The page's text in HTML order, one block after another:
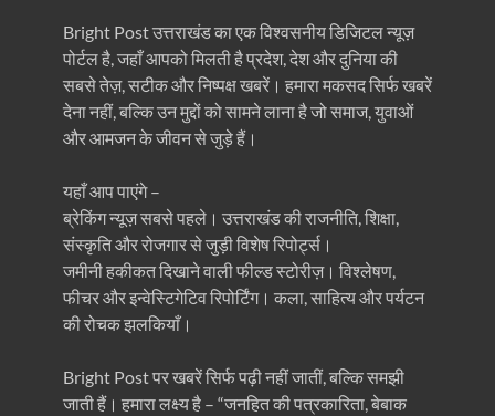
Bright Post उत्तराखंड का एक विश्वसनीय डिजिटल न्यूज़
पोर्टल है, जहाँ आपको मिलती है प्रदेश, देश और दुनिया की
सबसे तेज़, सटीक और निष्पक्ष खबरें। हमारा मकसद सिर्फ खबरें
देना नहीं, बल्कि उन मुद्दों को सामने लाना है जो समाज, युवाओं
और आमजन के जीवन से जुड़े हैं।
यहाँ आप पाएंगे –
ब्रेकिंग न्यूज़ सबसे पहले। उत्तराखंड की राजनीति, शिक्षा,
संस्कृति और रोजगार से जुड़ी विशेष रिपोर्ट्स।
जमीनी हकीकत दिखाने वाली फील्ड स्टोरीज़। विश्लेषण,
फीचर और इन्वेस्टिगेटिव रिपोर्टिंग। कला, साहित्य और पर्यटन
की रोचक झलकियाँ।
Bright Post पर खबरें सिर्फ पढ़ी नहीं जातीं, बल्कि समझी
जाती हैं। हमारा लक्ष्य है – “जनहित की पत्रकारिता, बेबाक